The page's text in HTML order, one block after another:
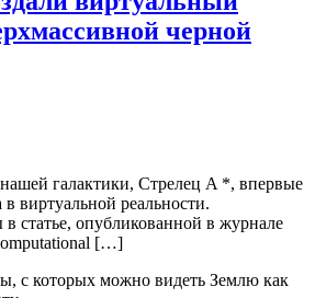
черной
галактики, Стрелец A *, впервые
виртуальной реальности.
статье, опубликованной в журнале
[…]